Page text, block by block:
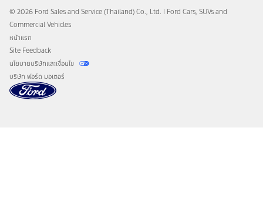
© 2026 Ford Sales and Service (Thailand) Co., Ltd. I Ford Cars, SUVs and
Commercial Vehicles
หน้าแรก
Site Feedback
นโยบายบริษัทและเงื่อนไข
บริษัท ฟอร์ด มอเตอร์